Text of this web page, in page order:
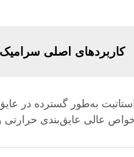
کاربردهای اصلی
به‌طور گسترده در
عالی عایق‌بندی حرارتی